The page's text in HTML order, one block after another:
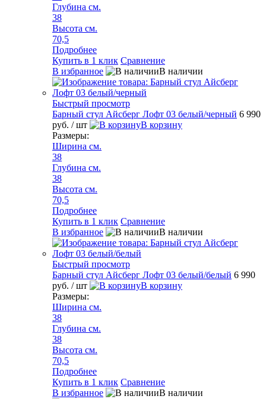
Глубина см.
38
Высота см.
70,5
Подробнее
Купить в 1 клик Сравнение
В избранное
В наличии
Быстрый просмотр
Барный стул Айсберг Лофт 03 белый/черный 6 990
руб. / шт
В корзину
Размеры:
Ширина см.
38
Глубина см.
38
Высота см.
70,5
Подробнее
Купить в 1 клик Сравнение
В избранное
В наличии
Быстрый просмотр
Барный стул Айсберг Лофт 03 белый/белый 6 990
руб. / шт
В корзину
Размеры:
Ширина см.
38
Глубина см.
38
Высота см.
70,5
Подробнее
Купить в 1 клик Сравнение
В избранное
В наличии